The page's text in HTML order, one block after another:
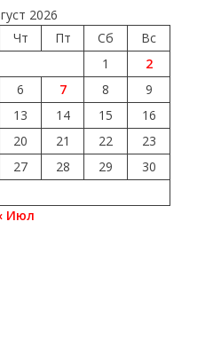
2026
Чт Пт Сб
Вс
1
2
6 7 8
9
13 14 15
16
20 21 22
23
27 28 29
30
Июл